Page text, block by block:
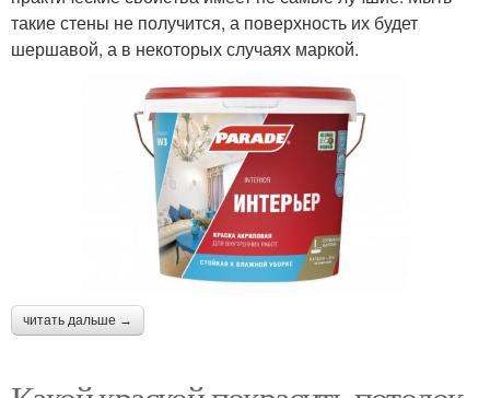
такие стены не получится, а поверхность их будет
шершавой, а в некоторых случаях маркой.
читать дальше →